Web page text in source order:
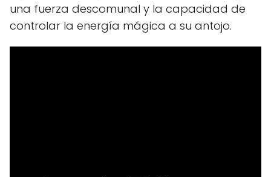
una fuerza descomunal y la capacidad de
controlar la energía mágica a su antojo.